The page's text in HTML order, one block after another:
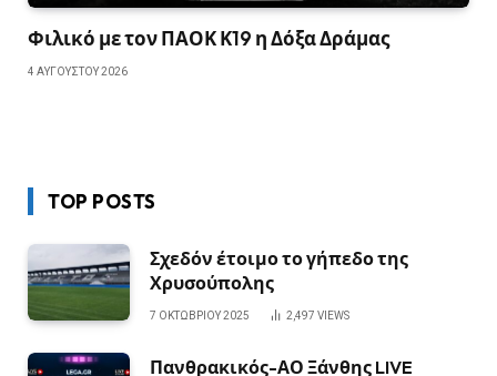
Φιλικό με τον ΠΑΟΚ Κ19 η Δόξα Δράμας
4 ΑΥΓΟΎΣΤΟΥ 2026
TOP POSTS
Σχεδόν έτοιμο το γήπεδο της
Χρυσούπολης
7 ΟΚΤΩΒΡΊΟΥ 2025 2,497 VIEWS
Πανθρακικός-ΑΟ Ξάνθης LIVE